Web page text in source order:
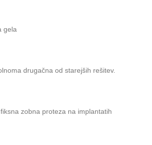
gela
drugačna od starejših rešitev.
zobna proteza na implantatih